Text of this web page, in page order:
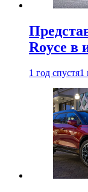
Royce в
1 год спустя1